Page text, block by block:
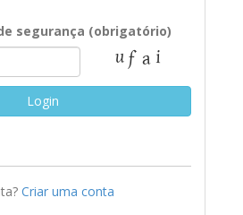
segurança (obrigatório)
Login
Criar uma conta